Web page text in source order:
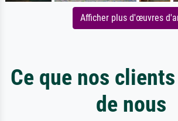
Afficher plus d'œuvres
Ce que nos
de nous